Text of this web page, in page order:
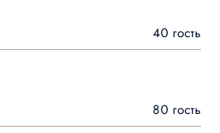
40 гость
80 гость